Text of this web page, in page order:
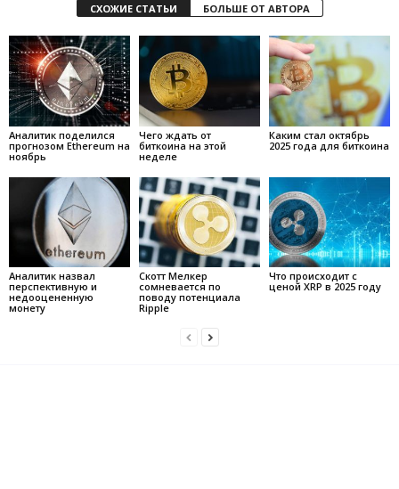
СХОЖИЕ СТАТЬИ БОЛЬШЕ ОТ АВТОРА
Аналитик поделился
прогнозом Ethereum на
ноябрь
Чего ждать от
биткоина на этой
неделе
Каким стал октябрь
2025 года для биткоина
Аналитик назвал
перспективную и
недооцененную
монету
Скотт Мелкер
сомневается по
поводу потенциала
Ripple
Что происходит с
ценой XRP в 2025 году